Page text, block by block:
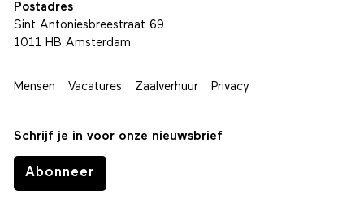
Postadres
Sint Antoniesbreestraat 69
1011 HB Amsterdam
Mensen Vacatures Zaalverhuur Privacy
Schrijf je in voor onze nieuwsbrief
Abonneer